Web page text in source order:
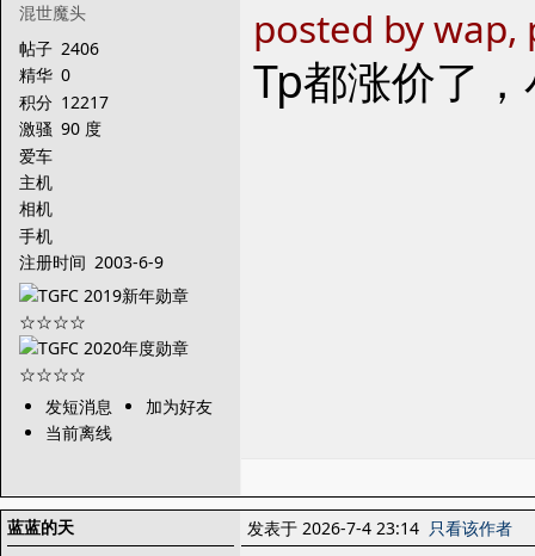
混世魔头
帖子 2406
精华 0
积分 12217
激骚 90 度
爱车
主机
相机
手机
注册时间 2003-6-9
发短消息
加为好友
当前离线
posted by
Tp都涨价了
蓝蓝的天
发表于 2026-7-4 23:14 只看该作者